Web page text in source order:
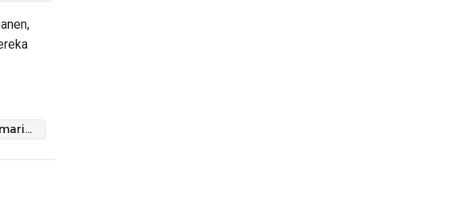
#TambangCemariKebun